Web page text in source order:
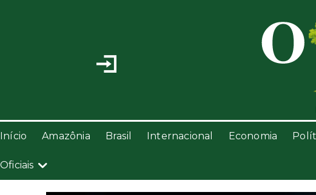
Início Amazônia Brasil Internacional Economia
Oficiais